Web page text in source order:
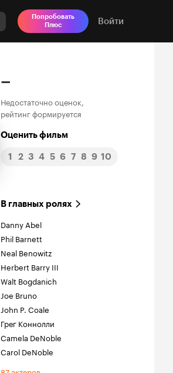
Попробовать
Плюс
Войти
–
Недостаточно оценок,
рейтинг формируется
Оценить фильм
1 2 3 4 5 6 7 8 9 10
В главных ролях
Danny Abel
Phil Barnett
Neal Benowitz
Herbert Barry III
Walt Bogdanich
Joe Bruno
John P. Coale
Грег Коннолли
Camela DeNoble
Carol DeNoble